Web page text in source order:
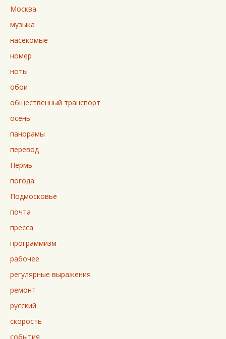
Москва
музыка
насекомые
номер
ноты
обои
общественный транспорт
осень
панорамы
перевод
Пермь
погода
Подмосковье
почта
пресса
программизм
рабочее
регулярные выражения
ремонт
русский
скорость
события